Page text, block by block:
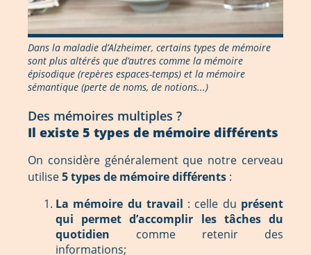
Dans la maladie d’Alzheimer, certains types de mémoire
sont plus altérés que d’autres comme la mémoire
épisodique (repères espaces-temps) et la mémoire
sémantique (perte de noms, de notions...)
Des mémoires multiples ?
Il existe 5 types de mémoire différents
On considère généralement que notre cerveau
utilise5 types de mémoire différents :
La mémoire du travail : celle du présent
qui permet d’accomplir les tâches du
quotidien comme retenir des
informations;